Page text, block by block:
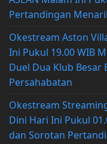
Pertandingan
Okestream Aston
Ini Pukul 19.00 WIB
Duel Dua Klub
Persahabatan
Okestream
Dini Hari Ini Pukul
dan Sorotan